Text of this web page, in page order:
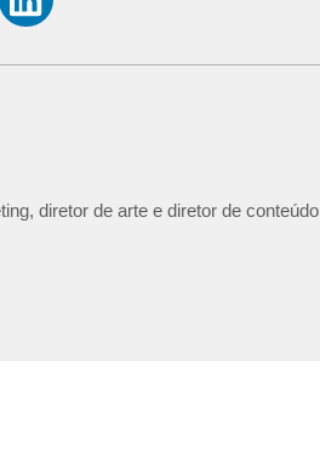
diretor de arte e diretor de conteúdo